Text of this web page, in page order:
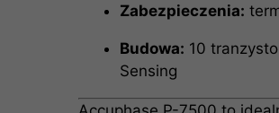
Zabezpieczenia:
Budowa: 10
Sensing